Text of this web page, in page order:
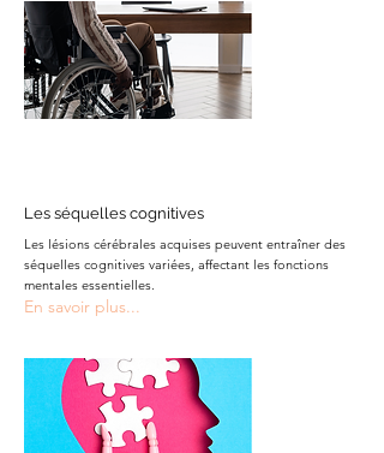
Les séquelles cognitives
Les lésions cérébrales acquises peuvent entraîner des
séquelles cognitives variées, affectant les fonctions
mentales essentielles.
En savoir plus...